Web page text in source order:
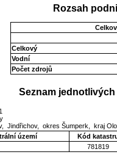
Rozsah
Celkový
Vodní
Počet zdrojů
Seznam
Jindřichov, okres Šumperk, kraj
území
Kód
781819